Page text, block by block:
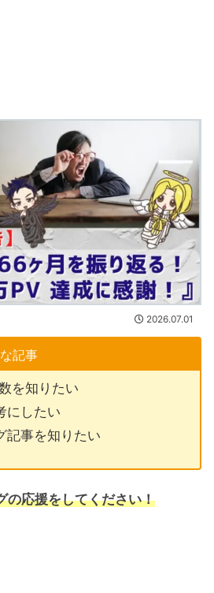
2026.07.01
記事
を知りたい
にしたい
記事を知りたい
の応援をしてください！